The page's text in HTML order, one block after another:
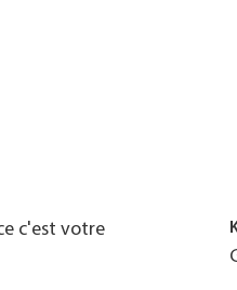
c'est votre